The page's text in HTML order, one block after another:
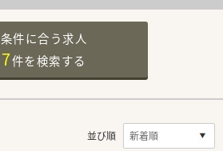
条件に合う求人
7件を検索する
並び順